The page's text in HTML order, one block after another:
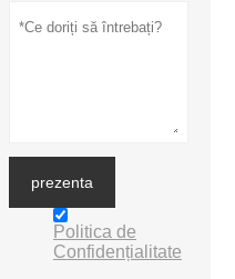
prezenta
Politica de
Confidențialitate